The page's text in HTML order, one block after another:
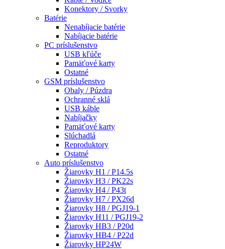
Konektory / Svorky
Batérie
Nenabíjacie batérie
Nabíjacie batérie
PC príslušenstvo
USB kľúče
Pamäťové karty
Ostatné
GSM príslušenstvo
Obaly / Púzdra
Ochranné sklá
USB káble
Nabíjačky
Pamäťové karty
Slúchadlá
Reproduktory
Ostatné
Auto príslušenstvo
Žiarovky H1 / P14.5s
Žiarovky H3 / PK22s
Žiarovky H4 / P43t
Žiarovky H7 / PX26d
Žiarovky H8 / PGJ19-1
Žiarovky H11 / PGJ19-2
Žiarovky HB3 / P20d
Žiarovky HB4 / P22d
Žiarovky HP24W